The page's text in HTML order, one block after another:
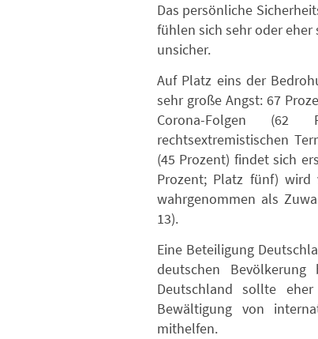
Das persönliche
fühlen sich sehr oder
unsicher.
Auf Platz eins der
sehr große Angst: 67
Corona-Folgen
rechtsextremistischen
(45 Prozent) findet sich
Prozent; Platz fünf)
wahrgenommen als
13).
Eine Beteiligung
deutschen
Deutschland sollte
Bewältigung von
mithelfen.